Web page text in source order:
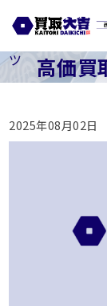
高価買
ホーム >
ツ
2025年08月02日